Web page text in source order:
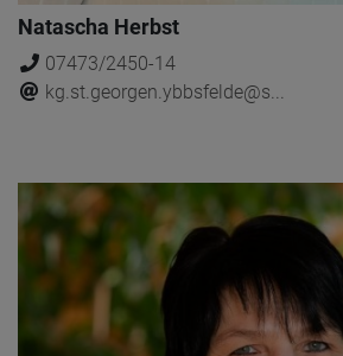
Natascha Herbst
07473/2450-14
kg.st.georgen.ybbsfelde@s...